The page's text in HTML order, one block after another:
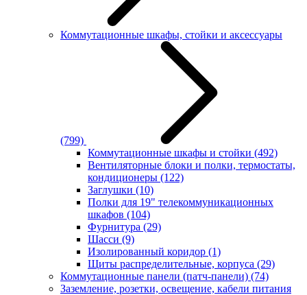
Коммутационные шкафы, стойки и аксессуары
(799)
Коммутационные шкафы и стойки (492)
Вентиляторные блоки и полки, термостаты,
кондиционеры (122)
Заглушки (10)
Полки для 19" телекоммуникационных
шкафов (104)
Фурнитура (29)
Шасси (9)
Изолированный коридор (1)
Щиты распределительные, корпуса (29)
Коммутационные панели (патч-панели) (74)
Заземление, розетки, освещение, кабели питания